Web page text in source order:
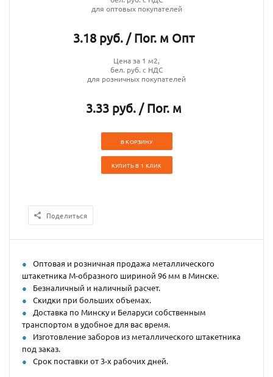
для оптовых покупателей
3.18 руб. / Пог. м Опт
Цена за 1 м2,
бел. руб. с НДС
для розничных покупателей
3.33 руб. / Пог. м
В КОРЗИНУ
КУПИТЬ В 1 КЛИК
Поделиться
Оптовая и розничная продажа металлического
штакетника М-образного шириной 96 мм в Минске.
Безналичный и наличный расчет.
Скидки при больших объемах.
Доставка по Минску и Беларуси собственным
транспортом в удобное для вас время.
Изготовление заборов из металлического штакетника
под заказ.
Срок поставки от 3-х рабочих дней.